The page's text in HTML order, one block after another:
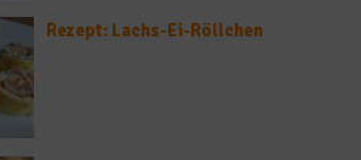
Rezept: Lachs-Ei-Röllchen